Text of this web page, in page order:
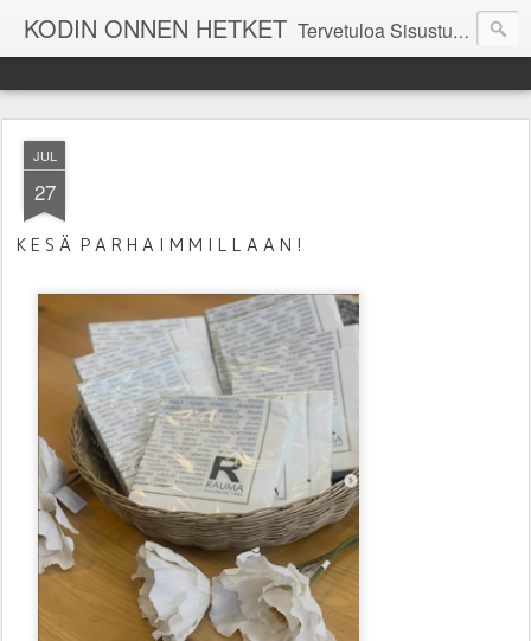
KODIN ONNEN HETKET Tervetuloa Sisustustalo Kodinonnen "kuulumisia Kodinonnesta" -sivuille. Näillä sivuilla kerromme ajankohtaisia asioita myymälämme tapahtumista. Toivottavasti viihdyt seurassamme!
JUL
27
K E S Ä P A R H A I M M I L L A A N !